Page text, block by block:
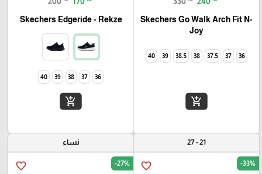
Skechers Go Walk Arch Fit N-
Joy
36
37
37.5
38
38.5
39
40
add_shopping_cart
Skechers Edgeride - Rekze‏
36
37
38
39
40
add_shopping_cart
21 - 27
favorite_border -33%
نساء
favorite_border -27%